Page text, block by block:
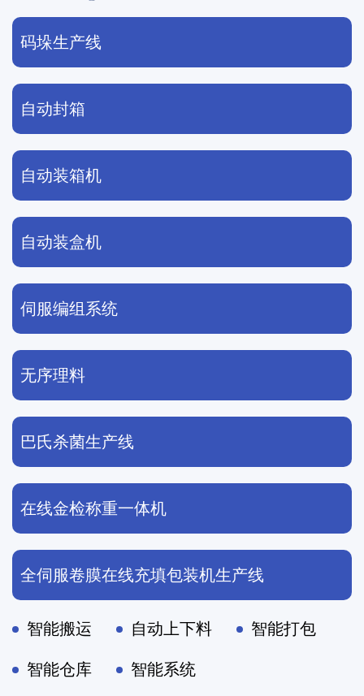
码垛生产线
自动封箱
自动装箱机
自动装盒机
伺服编组系统
无序理料
巴氏杀菌生产线
在线金检称重一体机
全伺服卷膜在线充填包装机生产线
智能搬运 自动上下料 智能打包
智能仓库 智能系统